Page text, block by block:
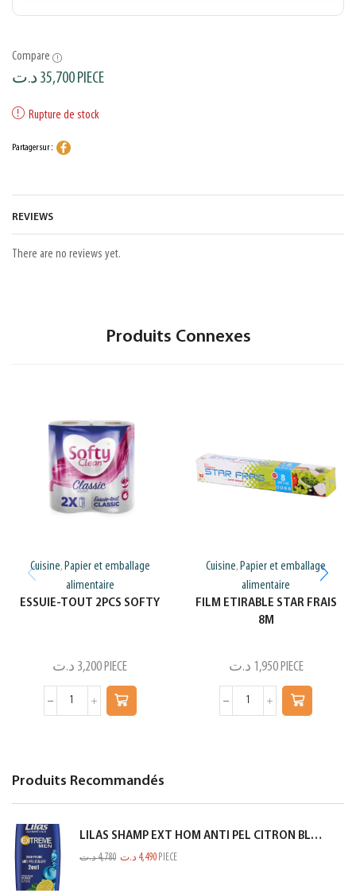
Compare
35,700د.ت PIECE
Rupture de stock
Partager sur :
REVIEWS
There are no reviews yet.
Produits Connexes
Cuisine, Papier et emballage
alimentaire
ESSUIE-TOUT 2PCS SOFTY
3,200 د.ت PIECE
Cuisine, Papier et emballage
alimentaire
FILM ETIRABLE STAR FRAIS
8M
1,950 د.ت PIECE
Produits Recommandés
LILAS SHAMP EXT HOM ANTI PEL CITRON BLEU 350ML
4,780د.ت 4,490 د.ت PIECE